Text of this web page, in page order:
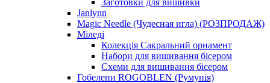
Janlynn
Magic Needle (Чудесная игла) (РОЗПРОДАЖ)
Міледі
Колекція Сакральний орнамент
Набори для вишивання бісером
Схеми для вишивання бісером
Гобелени ROGOBLEN (Румунія)